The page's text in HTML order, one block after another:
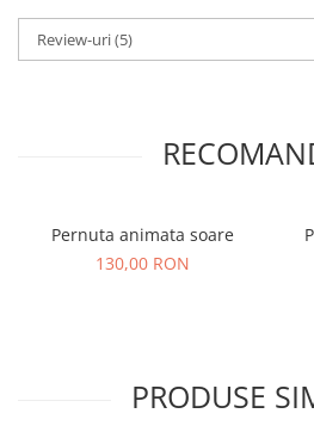
Review-uri(5)
Pernuta animata soare
130,00 RON
PRODUSE